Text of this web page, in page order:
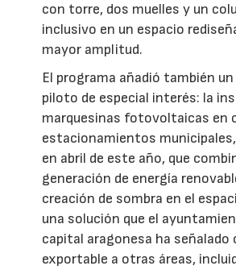
con torre, dos muelles y un
inclusivo en un espacio
mayor amplitud.
El programa añadió también
piloto de especial interés: la
marquesinas fotovoltaicas en
estacionamientos
en abril de este año, que
generación de energía
creación de sombra en el
una solución que el
capital aragonesa ha señalado
exportable a otras áreas,